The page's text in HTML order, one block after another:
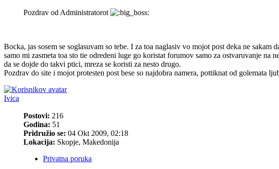
Pozdrav od Administratorot
Bocka, jas sosem se soglasuvam so tebe. I za toa naglasiv vo mojot post deka ne
samo mi zasmeta toa sto tie odredeni luge go koristat forumov samo za ostvaruvanje
da se dojde do takvi ptici, mreza se koristi za nesto drugo.
Pozdrav do site i mojot protesten post bese so najdobra namera, pottiknat od golemata
Ivica
Postovi: 216
Godina: 51
Pridružio se: 04 Okt 2009, 02:18
Lokacija: Skopje, Makedonija
Privatna poruka